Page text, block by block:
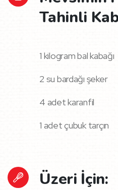
Tahinli
1 kilogram bal kabağı
2 su bardağı şeker
4 adet karanfil
1 adet çubuk tarçın
Üzeri İçin: